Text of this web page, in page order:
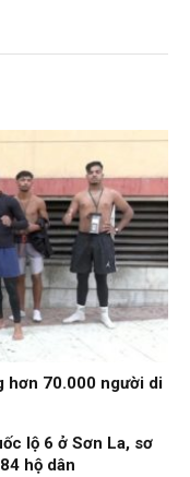
hơn 70.000 người di
lộ 6 ở Sơn La, sơ
hộ dân